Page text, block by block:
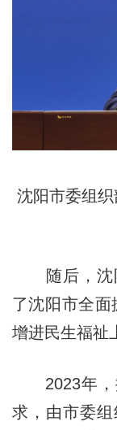
沈阳市委组
随后，沈阳
了沈阳市全面
增进民生福祉
2023年，
求，由市委